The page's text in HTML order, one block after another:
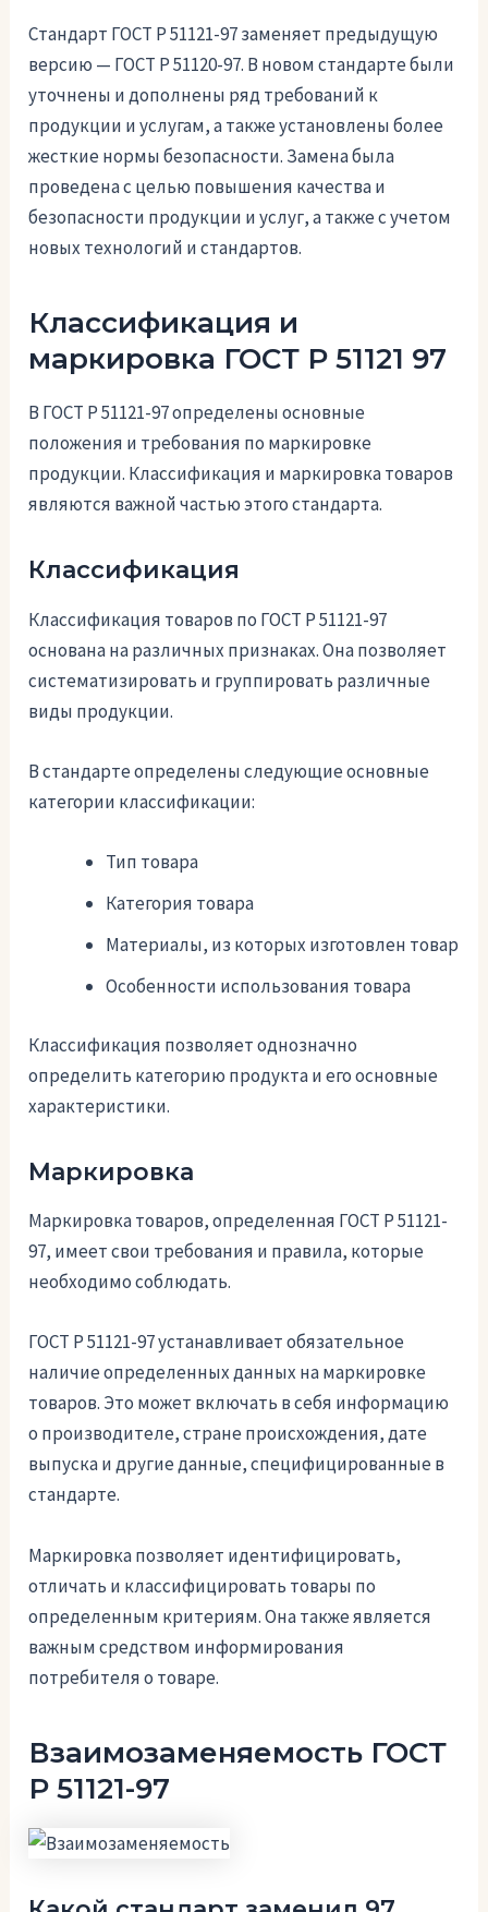
Стандарт ГОСТ Р 51121-97 заменяет предыдущую
версию — ГОСТ Р 51120-97. В новом стандарте были
уточнены и дополнены ряд требований к
продукции и услугам, а также установлены более
жесткие нормы безопасности. Замена была
проведена с целью повышения качества и
безопасности продукции и услуг, а также с учетом
новых технологий и стандартов.
Классификация и
маркировка ГОСТ Р 51121 97
В ГОСТ Р 51121-97 определены основные
положения и требования по маркировке
продукции. Классификация и маркировка товаров
являются важной частью этого стандарта.
Классификация
Классификация товаров по ГОСТ Р 51121-97
основана на различных признаках. Она позволяет
систематизировать и группировать различные
виды продукции.
В стандарте определены следующие основные
категории классификации:
Тип товара
Категория товара
Материалы, из которых изготовлен товар
Особенности использования товара
Классификация позволяет однозначно
определить категорию продукта и его основные
характеристики.
Маркировка
Маркировка товаров, определенная ГОСТ Р 51121-
97, имеет свои требования и правила, которые
необходимо соблюдать.
ГОСТ Р 51121-97 устанавливает обязательное
наличие определенных данных на маркировке
товаров. Это может включать в себя информацию
о производителе, стране происхождения, дате
выпуска и другие данные, специфицированные в
стандарте.
Маркировка позволяет идентифицировать,
отличать и классифицировать товары по
определенным критериям. Она также является
важным средством информирования
потребителя о товаре.
Взаимозаменяемость ГОСТ
Р 51121-97